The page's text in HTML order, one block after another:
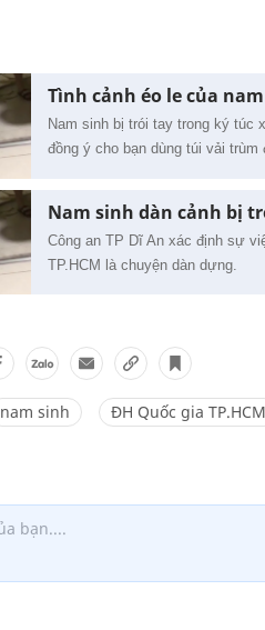
Tình cảnh éo le của
Nam sinh bị trói tay trong ký túc
đồng ý cho bạn dùng túi vải trùm
Nam sinh dàn cảnh bị
Công an TP Dĩ An xác định sự
TP.HCM là chuyện dàn dựng.
nam sinh ĐH Quốc gia TP.HCM